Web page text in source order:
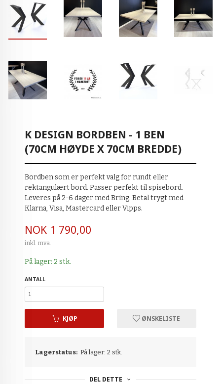
K DESIGN BORDBEN - 1 BEN
(70CM HØYDE X 70CM BREDDE)
Bordben som er perfekt valg for rundt eller
rektangulært bord. Passer perfekt til spisebord.
Leveres på 2-6 dager med Bring. Betal trygt med
Klarna, Visa, Mastercard eller Vipps.
Pris
NOK 1 790,00
inkl. mva.
På lager: 2 stk.
ANTALL
KJØP ØNSKELISTE
Lagerstatus: På lager: 2 stk.
DEL DETTE